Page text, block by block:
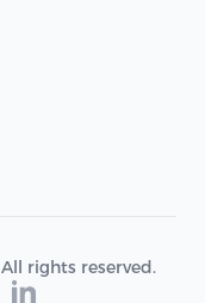
rights reserved.